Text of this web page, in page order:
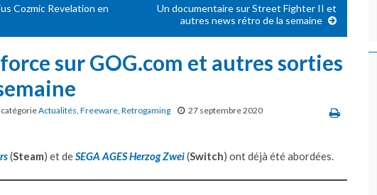
Cozmic Revelation en
Un documentaire sur Street Fighter II et
autres news rétro de la semaine
sur GOG.com et autres sorties
catégorieActualités, Freeware, Retrogaming 27 septembre 2020
(Steam) et deSEGA AGES Herzog Zwei(Switch) ont déjà été abordées.